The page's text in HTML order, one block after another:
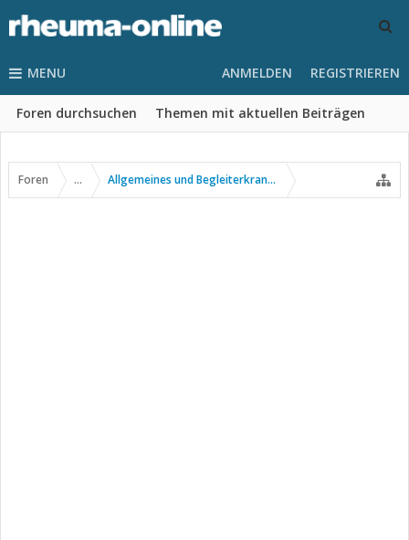
MENU
Foren durchsuchen Themen mit aktuellen Beiträgen
ANMELDEN REGISTRIEREN
Foren ... Allgemeines und Begleiterkrankungen